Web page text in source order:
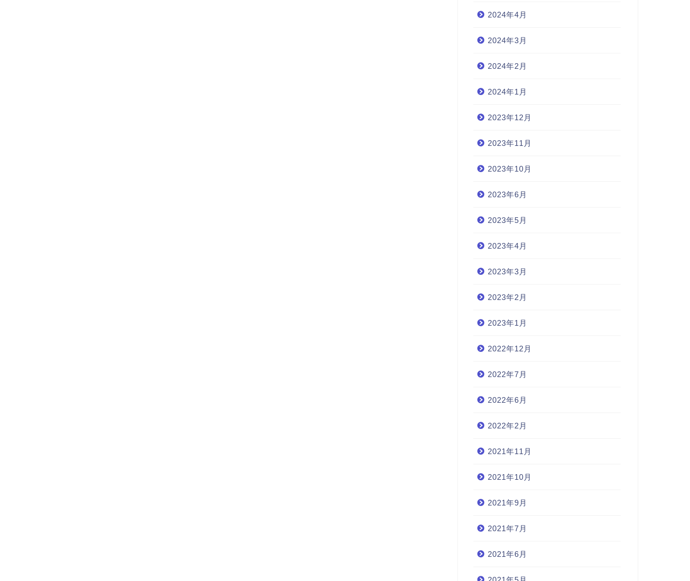
2024年4月
2024年3月
2024年2月
2024年1月
2023年12月
2023年11月
2023年10月
2023年6月
2023年5月
2023年4月
2023年3月
2023年2月
2023年1月
2022年12月
2022年7月
2022年6月
2022年2月
2021年11月
2021年10月
2021年9月
2021年7月
2021年6月